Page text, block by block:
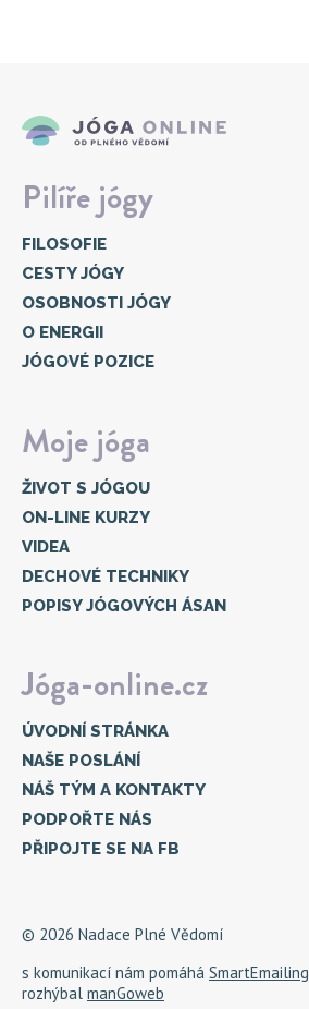
Pilíře jógy
FILOSOFIE
CESTY JÓGY
OSOBNOSTI JÓGY
O ENERGII
JÓGOVÉ POZICE
Moje jóga
ŽIVOT S JÓGOU
ON-LINE KURZY
VIDEA
DECHOVÉ TECHNIKY
POPISY JÓGOVÝCH ÁSAN
Jóga-online.cz
ÚVODNÍ STRÁNKA
NAŠE POSLÁNÍ
NÁŠ TÝM A KONTAKTY
PODPOŘTE NÁS
PŘIPOJTE SE NA FB
© 2026 Nadace Plné Vědomí
s komunikací nám pomáhá SmartEmailing
rozhýbal manGoweb